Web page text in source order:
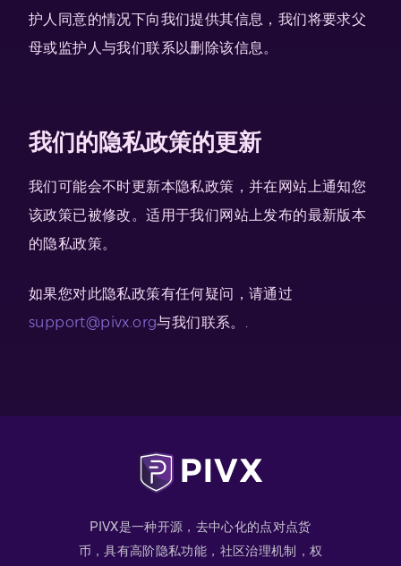
护人同意的情况下向我们提供其信息，我们将要求父
母或监护人与我们联系以删除该信息。
我们的隐私政策的更新
我们可能会不时更新本隐私政策，并在网站上通知您
该政策已被修改。适用于我们网站上发布的最新版本
的隐私政策。
如果您对此隐私政策有任何疑问，请通过
support@pivx.org与我们联系。.
PIVX是一种开源，去中心化的点对点货
币，具有高阶隐私功能，社区治理机制，权